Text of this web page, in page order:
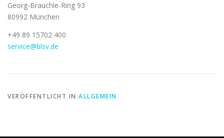
Georg-Brauchle-Ring 93
80992 München
+49 89 15702 400
service@blsv.de
VERÖFFENTLICHT IN ALLGEMEIN